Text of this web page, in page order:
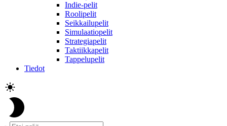
Indie-pelit
Roolipelit
Seikkailupelit
Simulaatiopelit
Strategiapelit
Taktiikkapelit
Tappelupelit
Tiedot